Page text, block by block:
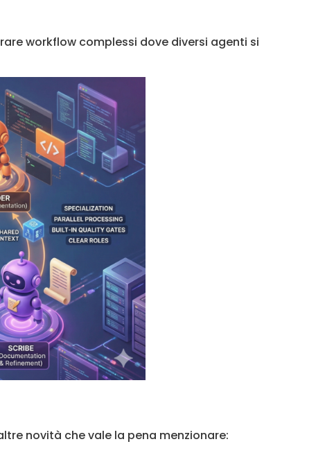
workflow complessi dove diversi agenti si
novità che vale la pena menzionare: